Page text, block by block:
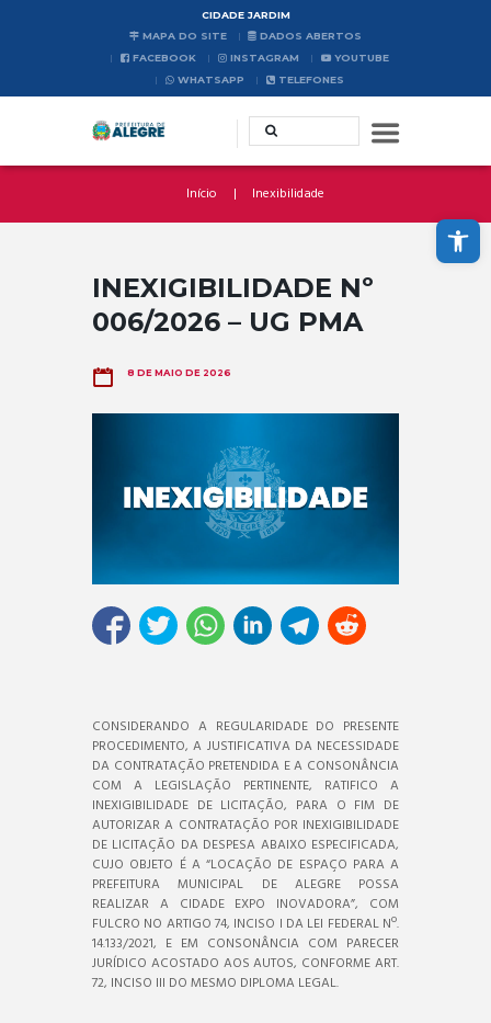
Abrir a barra de ferramentas
CIDADE JARDIM
MAPA DO SITE
DADOS ABERTOS
FACEBOOK
INSTAGRAM
YOUTUBE
WHATSAPP
TELEFONES
Início Inexibilidade
INEXIGIBILIDADE Nº
006/2026 – UG PMA
8 DE MAIO DE 2026
CONSIDERANDO A REGULARIDADE DO PRESENTE
PROCEDIMENTO, A JUSTIFICATIVA DA NECESSIDADE
DA CONTRATAÇÃO PRETENDIDA E A CONSONÂNCIA
COM A LEGISLAÇÃO PERTINENTE, RATIFICO A
INEXIGIBILIDADE DE LICITAÇÃO, PARA O FIM DE
AUTORIZAR A CONTRATAÇÃO POR INEXIGIBILIDADE
DE LICITAÇÃO DA DESPESA ABAIXO ESPECIFICADA,
CUJO OBJETO É A “LOCAÇÃO DE ESPAÇO PARA A
PREFEITURA MUNICIPAL DE ALEGRE POSSA
REALIZAR A CIDADE EXPO INOVADORA”, COM
FULCRO NO ARTIGO 74, INCISO I DA LEI FEDERAL Nº.
14.133/2021, E EM CONSONÂNCIA COM PARECER
JURÍDICO ACOSTADO AOS AUTOS, CONFORME ART.
72, INCISO III DO MESMO DIPLOMA LEGAL.